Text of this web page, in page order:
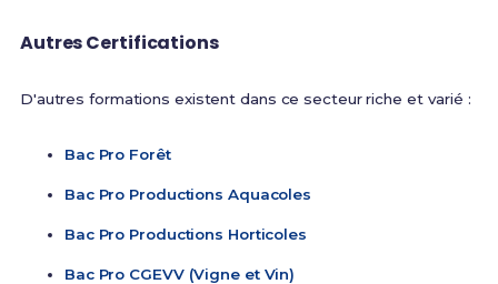
Autres Certifications
D'autres formations existent dans ce secteur riche et varié :
Bac Pro Forêt
Bac Pro Productions Aquacoles
Bac Pro Productions Horticoles
Bac Pro CGEVV (Vigne et Vin)